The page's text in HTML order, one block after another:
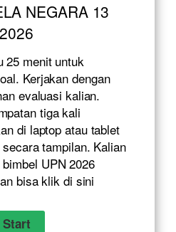
NEGARA 13
2026
25 menit untuk
Kerjakan dengan
evaluasi kalian.
tiga kali
di laptop atau tablet
tampilan. Kalian
UPN 2026
bisa klikdi sini